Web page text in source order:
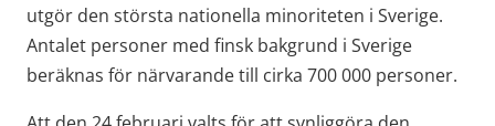
utgör den största nationella minoriteten i Sverige.
Antalet personer med finsk bakgrund i Sverige
beräknas för närvarande till cirka 700 000 personer.